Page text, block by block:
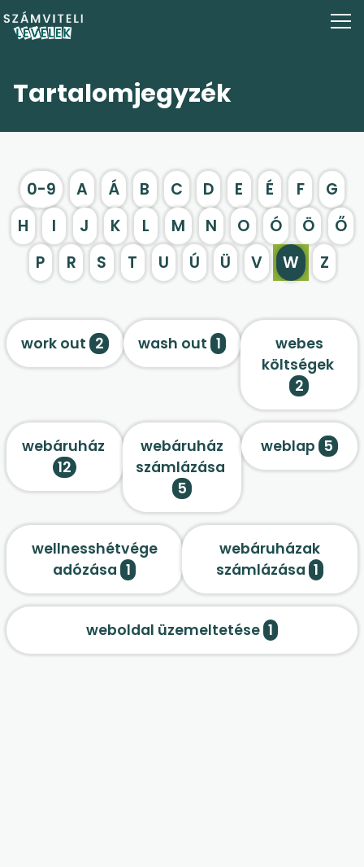
Tartalomjegyzék
0-9 A Á B C D E É F
G
H
I J K L M N O Ó Ö
Ő
P
R S T U Ú Ü V W Z
work out 2 wash out 1
webes
költségek
2
webáruház
12
webáruház
számlázása
5
weblap 5
wellnesshétvége
adózása 1
webáruházak
számlázása 1
weboldal üzemeltetése 1